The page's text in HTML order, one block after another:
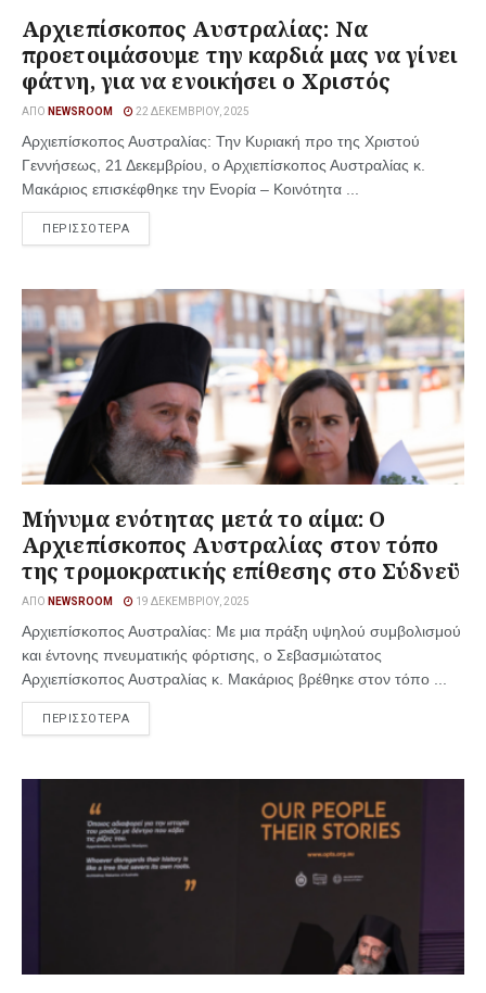
Αρχιεπίσκοπος Αυστραλίας: Να
προετοιμάσουμε την καρδιά μας να γίνει
φάτνη, για να ενοικήσει ο Χριστός
ΑΠΌ NEWSROOM 22 ΔΕΚΕΜΒΡΊΟΥ, 2025
Αρχιεπίσκοπος Αυστραλίας: Την Κυριακή προ της Χριστού
Γεννήσεως, 21 Δεκεμβρίου, ο Αρχιεπίσκοπος Αυστραλίας κ.
Μακάριος επισκέφθηκε την Ενορία – Κοινότητα ...
ΠΕΡΙΣΣΟΤΕΡΑ
Μήνυμα ενότητας μετά το αίμα: Ο
Αρχιεπίσκοπος Αυστραλίας στον τόπο
της τρομοκρατικής επίθεσης στο Σύδνεϋ
ΑΠΌ NEWSROOM 19 ΔΕΚΕΜΒΡΊΟΥ, 2025
Αρχιεπίσκοπος Αυστραλίας: Με μια πράξη υψηλού συμβολισμού
και έντονης πνευματικής φόρτισης, ο Σεβασμιώτατος
Αρχιεπίσκοπος Αυστραλίας κ. Μακάριος βρέθηκε στον τόπο ...
ΠΕΡΙΣΣΟΤΕΡΑ